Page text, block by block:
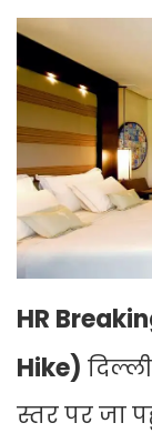
HR
Hike)
स्तर पर जा